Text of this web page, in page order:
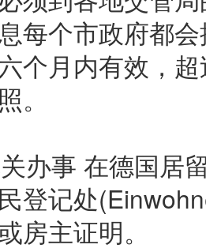
每个市政府都
个月内有效，
。
办事 在德国居
登记处
房主证明。